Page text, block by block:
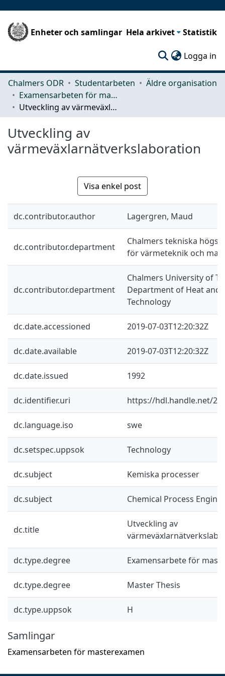
Enheter och samlingar Hela arkivet Statistik
Logga in
Chalmers ODR Studentarbeten
Äldre organisation
Examensarbeten för masterexamen
Utveckling av värmeväxlarnätverkslaboration
Utveckling av
värmeväxlarnätverkslaboration
Visa enkel post
dc.contributor.author Lagergren, Maud
dc.contributor.department
Chalmers tekniska
för värmeteknik och
dc.contributor.department
Chalmers University of
Department of Heat and
Technology
dc.date.accessioned 2019-07-03T12:20:32Z
dc.date.available 2019-07-03T12:20:32Z
dc.date.issued 1992
dc.identifier.uri https://hdl.handle.net/
dc.language.iso swe
dc.setspec.uppsok Technology
dc.subject Kemiska processer
dc.subject Chemical Process
dc.title
Utveckling av
dc.type.degree Examensarbete för
dc.type.degree Master Thesis
dc.type.uppsok H
Samlingar
Examensarbeten för masterexamen